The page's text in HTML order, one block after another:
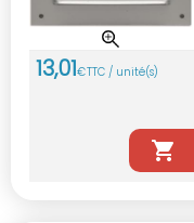
13,01€TTC / unité(s)